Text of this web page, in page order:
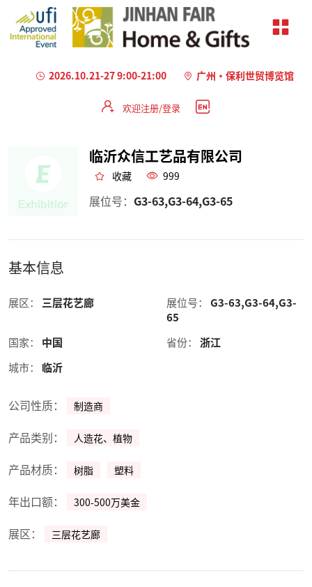
2026.10.21-27 9:00-21:00 广州·保利世贸博览馆
欢迎注册/登录
临沂众信工艺品有限公司
收藏 999
展位号： G3-63,G3-64,G3-65
基本信息
展区： 三层花艺廊 展位号：
G3-63,G3-64,G3-
65
国家：
中国 省份：
浙江
城市：
临沂
公司性质： 制造商
产品类别： 人造花、植物
产品材质： 树脂 塑料
年出口额： 300-500万美金
展区： 三层花艺廊